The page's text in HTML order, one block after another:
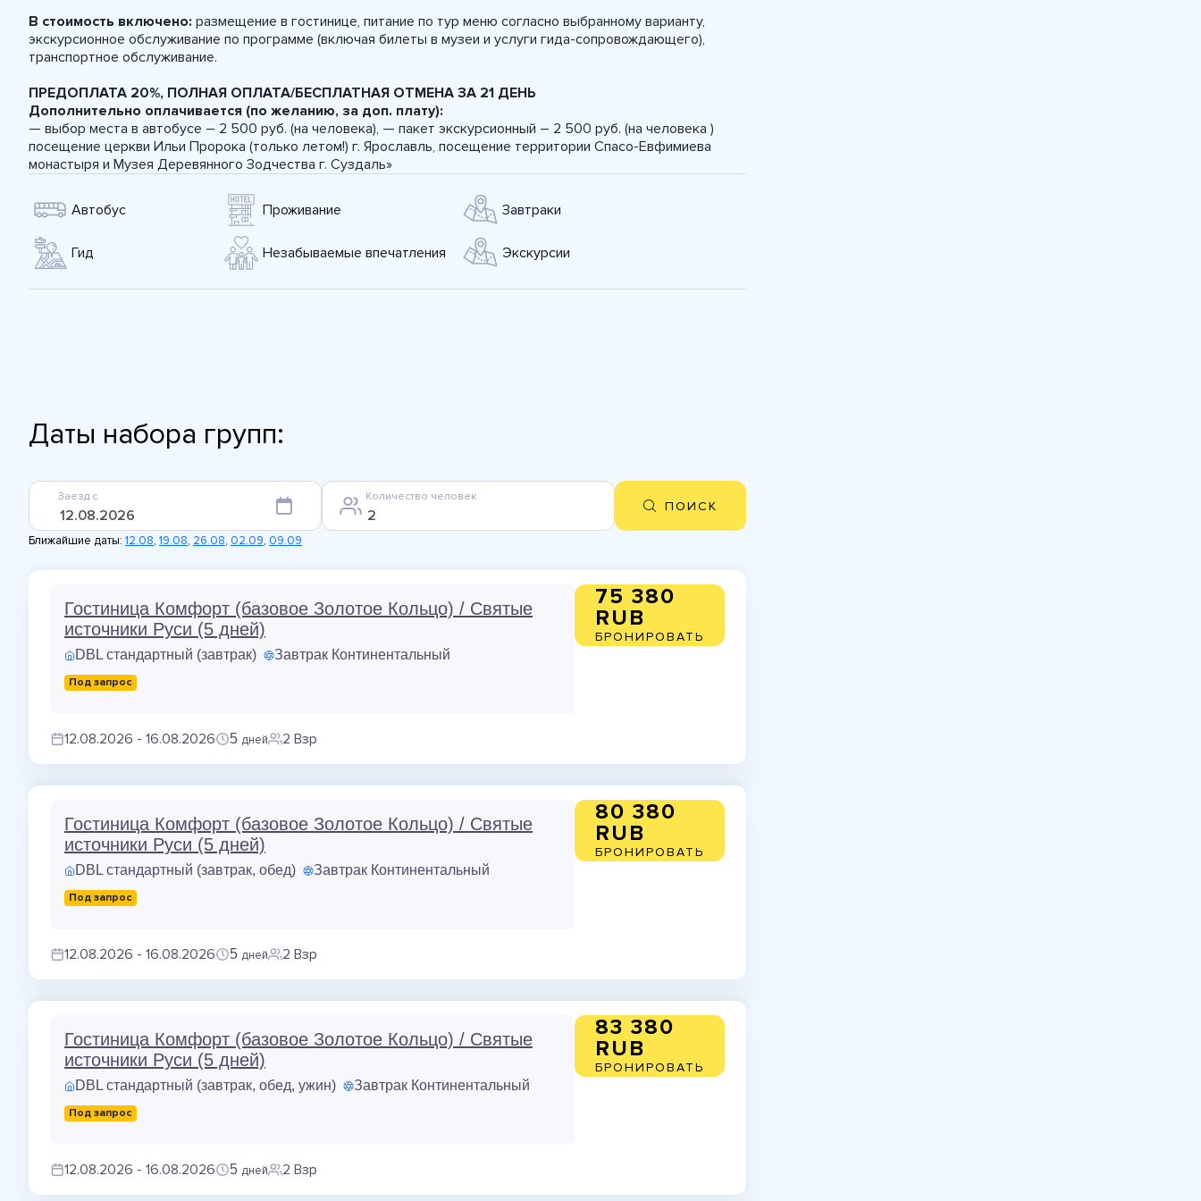
В стоимость включено: размещение в гостинице, питание по тур меню согласно выбранному варианту,
экскурсионное обслуживание по программе (включая билеты в музеи и услуги гида-сопровождающего),
транспортное обслуживание.
ПРЕДОПЛАТА 20%, ПОЛНАЯ ОПЛАТА/БЕСПЛАТНАЯ ОТМЕНА ЗА 21 ДЕНЬ
Дополнительно оплачивается (по желанию, за доп. плату):
— выбор места в автобусе – 2 500 руб. (на человека), — пакет экскурсионный – 2 500 руб. (на человека )
посещение церкви Ильи Пророка (только летом!) г. Ярославль, посещение территории Спасо-Евфимиева
монастыря и Музея Деревянного Зодчества г. Суздаль»
Автобус Проживание Завтраки
Гид Незабываемые впечатления Экскурсии
Даты набора групп:
Заезд с Количество человек
ПОИСК
Ближайшие даты: 12.08, 19.08, 26.08, 02.09, 09.09
Гостиница Комфорт (базовое Золотое Кольцо) / Святые
источники Руси (5 дней)
DBL стандартный (завтрак) Завтрак Континентальный
Под запрос
12.08.2026 - 16.08.2026 5 дней 2 Взр
75 380
RUB
БРОНИРОВАТЬ
Гостиница Комфорт (базовое Золотое Кольцо) / Святые
источники Руси (5 дней)
DBL стандартный (завтрак, обед) Завтрак Континентальный
Под запрос
12.08.2026 - 16.08.2026 5 дней 2 Взр
80 380
RUB
БРОНИРОВАТЬ
Гостиница Комфорт (базовое Золотое Кольцо) / Святые
источники Руси (5 дней)
DBL стандартный (завтрак, обед, ужин) Завтрак Континентальный
Под запрос
12.08.2026 - 16.08.2026 5 дней 2 Взр
83 380
RUB
БРОНИРОВАТЬ